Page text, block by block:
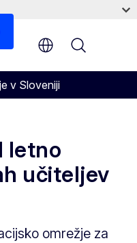
v Sloveniji
letno
učiteljev
omrežje za